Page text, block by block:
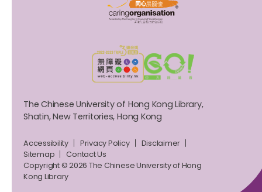
The Chinese University of Hong Kong Library,
Shatin, New Territories, Hong Kong
Accessibility Privacy Policy
Disclaimer
Sitemap
Contact Us
Copyright © 2026 The Chinese University of Hong
Kong Library